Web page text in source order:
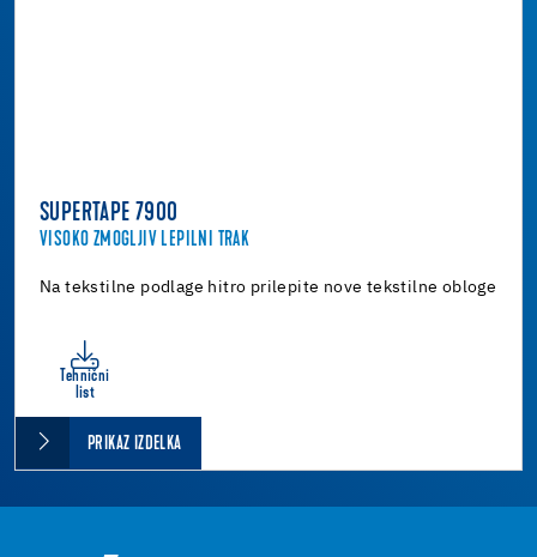
SUPERTAPE 7900
VISOKO ZMOGLJIV LEPILNI TRAK
Na tekstilne podlage hitro prilepite nove tekstilne obloge
Tehnični
list
PRIKAZ IZDELKA